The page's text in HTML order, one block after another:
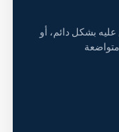
بشكل دائم، أو